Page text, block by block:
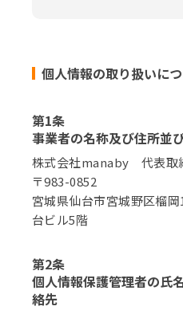
個人情報の取り扱いに
第1条
事業者の名称及び住所並
株式会社manaby 代表
〒983-0852
宮城県仙台市宮城野区榴
台ビル5階
第2条
個人情報保護管理者の氏
絡先